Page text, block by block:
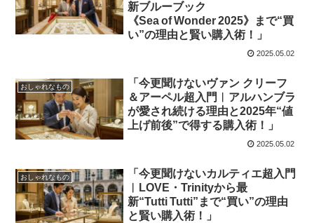
新ブルーブック
《Sea of Wonder 2025》まで“買
い”の理由と賢い購入術！」
2025.05.02
おしゃれなもの
「今更聞けないヴァン クリーフ
＆アーペル超入門︱アルハンブラ
が愛され続ける理由と2025年“値
上げ前後”で得する購入術！」
2025.05.02
おしゃれなもの
「今更聞けないカルティエ超入門
︱LOVE・Trinityから最
新“Tutti Tutti”まで“買い”の理由
と賢い購入術！」